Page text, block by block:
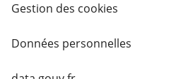
Gestion des cookies
Données personnelles